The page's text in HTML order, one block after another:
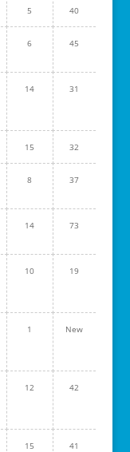
5 40
6 45
14 31
15 32
8 37
14 73
10 19
1 New
12 42
15 41